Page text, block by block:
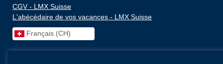
CGV - LMX Suisse
L'abécédaire de vos vacances - LMX Suisse
Français (CH)